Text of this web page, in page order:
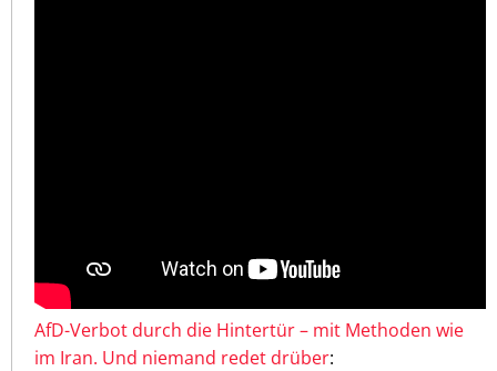
AfD-Verbot durch die Hintertür – mit Methoden wie
im Iran. Und niemand redet drüber: